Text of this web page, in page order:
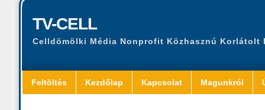
TV-CELL
Celldömölki Média Nonprofit Közhasznú Korlátolt
Feltöltés Kezdőlap Kapcsolat Magunkról